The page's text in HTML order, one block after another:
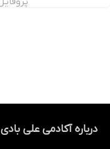
درباره آکادمی علی بادی